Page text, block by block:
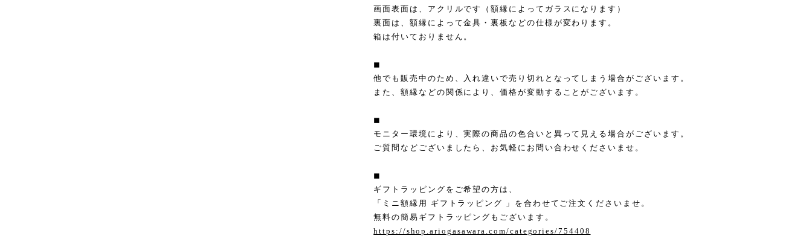
画面表面は、アクリルです（額縁によってガラスになります）
裏面は、額縁によって金具・裏板などの仕様が変わります。
箱は付いておりません。
◼︎
他でも販売中のため、入れ違いで売り切れとなってしまう場合がございます。
また、額縁などの関係により、価格が変動することがございます。
◼︎
モニター環境により、実際の商品の色合いと異って見える場合がございます。
ご質問などございましたら、お気軽にお問い合わせくださいませ。
◼︎
ギフトラッピングをご希望の方は、
「ミニ額縁用 ギフトラッピング 」を合わせてご注文くださいませ。
無料の簡易ギフトラッピングもございます。
https://shop.ariogasawara.com/categories/754408